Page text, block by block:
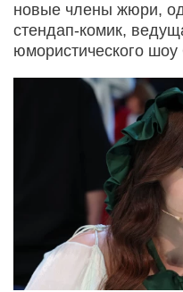
новые члены жюри,
стендап-комик,
юмористического